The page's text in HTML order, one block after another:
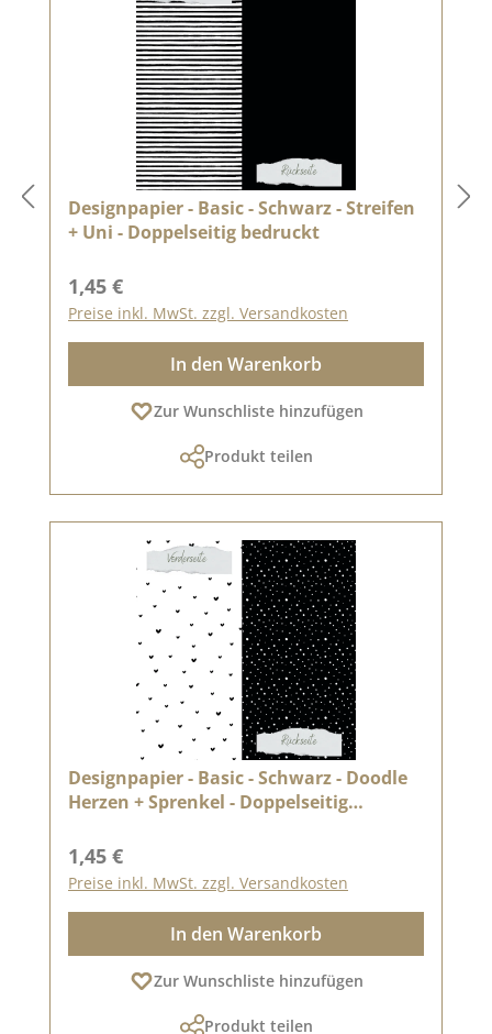
Designpapier - Basic - Schwarz - Streifen
+ Uni - Doppelseitig bedruckt
Regulärer Preis:
1,45 €
Preise inkl. MwSt. zzgl. Versandkosten
In den Warenkorb
Zur Wunschliste hinzufügen
Produkt teilen
Designpapier - Basic - Schwarz - Doodle
Herzen + Sprenkel - Doppelseitig
Regulärer Preis:
1,45 €
Preise inkl. MwSt. zzgl. Versandkosten
In den Warenkorb
Zur Wunschliste hinzufügen
Produkt teilen